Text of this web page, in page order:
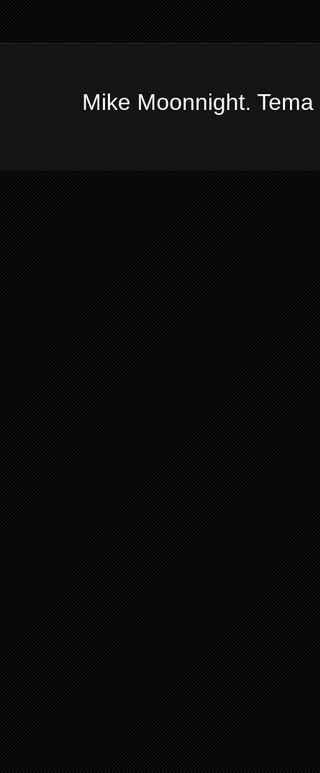
Mike Moonnight.